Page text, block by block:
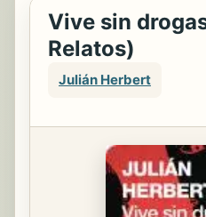
Vive sin
Relatos)
Julián Herbert